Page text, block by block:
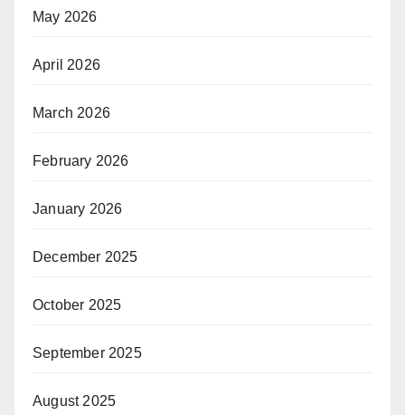
May 2026
April 2026
March 2026
February 2026
January 2026
December 2025
October 2025
September 2025
August 2025